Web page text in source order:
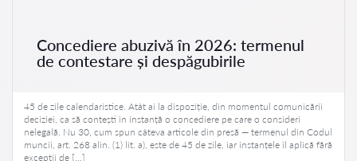
Concediere abuzivă în 2026: termenul
de contestare și despăgubirile
45 de zile calendaristice. Atât ai la dispoziție, din momentul comunicării
deciziei, ca să contești în instanță o concediere pe care o consideri
nelegală. Nu 30, cum spun câteva articole din presă — termenul din Codul
muncii, art. 268 alin. (1) lit. a), este de 45 de zile, iar instanțele îl aplică fără
excepții de […]